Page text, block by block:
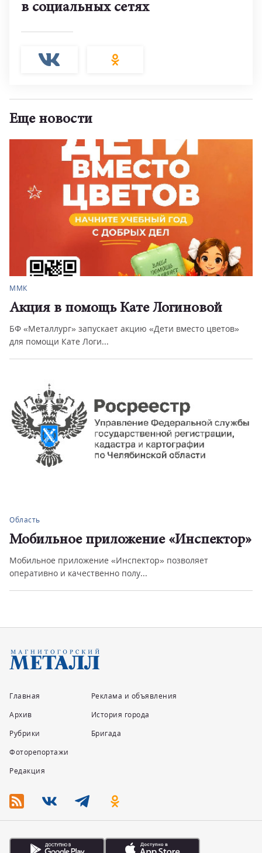
в социальных сетях
Еще новости
ММК
Акция в помощь Кате Логиновой
БФ «Металлург» запускает акцию «Дети вместо цветов»
для помощи Кате Логи...
Область
Мобильное приложение «Инспектор»
Мобильное приложение «Инспектор» позволяет
оперативно и качественно полу...
Главная
Архив
Рубрики
Фоторепортажи
Редакция
Реклама и объявления
История города
Бригада